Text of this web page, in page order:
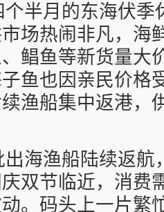
半月的东海伏季
场热闹非凡，海
鲳鱼等新货量大
鱼也因亲民价格
渔船集中返港，
海渔船陆续返航
双节临近，消费
。码头上一片繁